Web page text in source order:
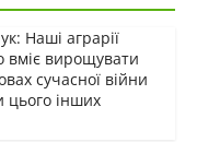
Наші аграрії
вміє вирощувати
сучасної війни
інших